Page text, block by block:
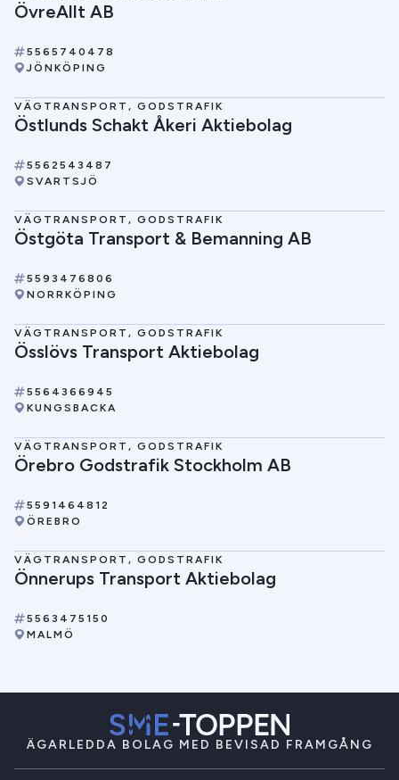
ÖvreAllt AB
5565740478
JÖNKÖPING
VÄGTRANSPORT, GODSTRAFIK
Östlunds Schakt Åkeri Aktiebolag
5562543487
SVARTSJÖ
VÄGTRANSPORT, GODSTRAFIK
Östgöta Transport & Bemanning AB
5593476806
NORRKÖPING
VÄGTRANSPORT, GODSTRAFIK
Össlövs Transport Aktiebolag
5564366945
KUNGSBACKA
VÄGTRANSPORT, GODSTRAFIK
Örebro Godstrafik Stockholm AB
5591464812
ÖREBRO
VÄGTRANSPORT, GODSTRAFIK
Önnerups Transport Aktiebolag
5563475150
MALMÖ
ÄGARLEDDA BOLAG MED BEVISAD FRAMGÅNG